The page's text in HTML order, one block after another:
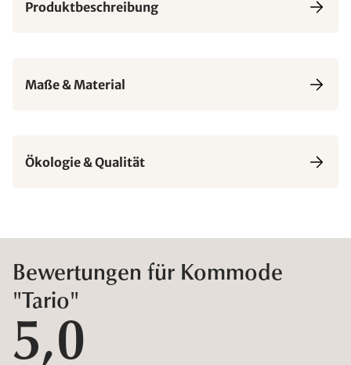
Produktbeschreibung
Maße & Material
Ökologie & Qualität
Bewertungen für Kommode
"Tario"
5,0